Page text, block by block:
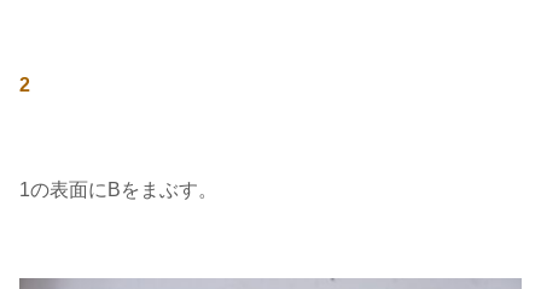
2
1の表面にBをまぶす。